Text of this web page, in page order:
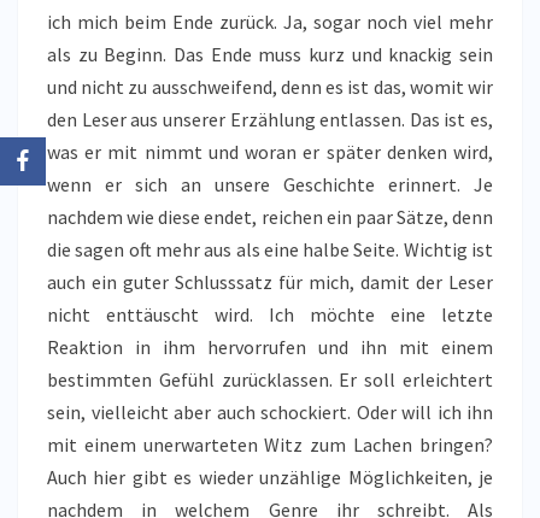
ich mich beim Ende zurück. Ja, sogar noch viel mehr
als zu Beginn. Das Ende muss kurz und knackig sein
und nicht zu ausschweifend, denn es ist das, womit wir
den Leser aus unserer Erzählung entlassen. Das ist es,
was er mit nimmt und woran er später denken wird,
wenn er sich an unsere Geschichte erinnert. Je
nachdem wie diese endet, reichen ein paar Sätze, denn
die sagen oft mehr aus als eine halbe Seite. Wichtig ist
auch ein guter Schlusssatz für mich, damit der Leser
nicht enttäuscht wird. Ich möchte eine letzte
Reaktion in ihm hervorrufen und ihn mit einem
bestimmten Gefühl zurücklassen. Er soll erleichtert
sein, vielleicht aber auch schockiert. Oder will ich ihn
mit einem unerwarteten Witz zum Lachen bringen?
Auch hier gibt es wieder unzählige Möglichkeiten, je
nachdem in welchem Genre ihr schreibt. Als